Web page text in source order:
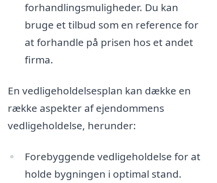
forhandlingsmuligheder. Du kan
bruge et tilbud som en reference for
at forhandle på prisen hos et andet
firma.
En vedligeholdelsesplan kan dække en
række aspekter af ejendommens
vedligeholdelse, herunder:
Forebyggende vedligeholdelse for at
holde bygningen i optimal stand.